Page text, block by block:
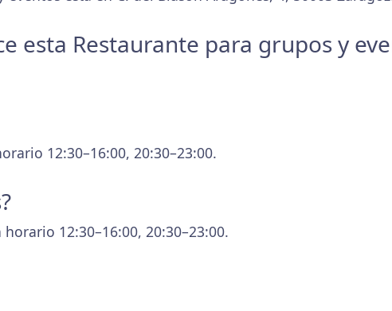
esta Restaurante para grupos y
12:30–16:00, 20:30–23:00.
12:30–16:00, 20:30–23:00.